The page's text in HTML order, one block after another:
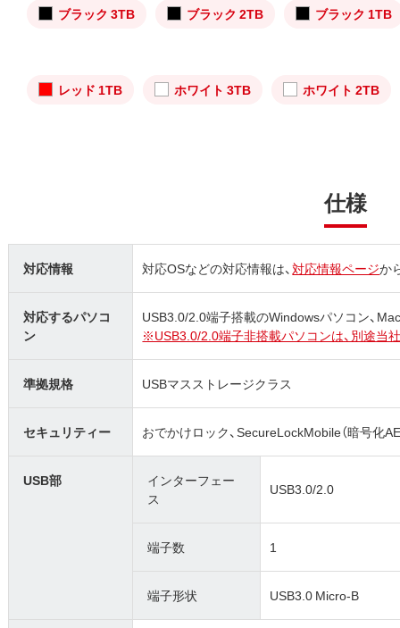
ブラック 3TB ブラック 2TB ブラック 1TB
レッド 1TB ホワイト 3TB ホワイト 2TB
仕様
対応情報 対応OSなどの対応情報は、対応情報ページか
対応するパソコ
ン
USB3.0/2.0端子搭載のWindowsパソコン、
※USB3.0/2.0端子非搭載パソコンは、別途当
準拠規格 USBマスストレージクラス
セキュリティー おでかけロック、SecureLockMobile（暗号化
USB部
インターフェー
ス
USB3.0/2.0
端子数 1
端子形状 USB3.0 Micro-B